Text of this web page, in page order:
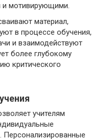
и мотивирующими.
материал,
в процессе обучения,
и взаимодействуют
более глубокому
критического
учителям
Персонализированные